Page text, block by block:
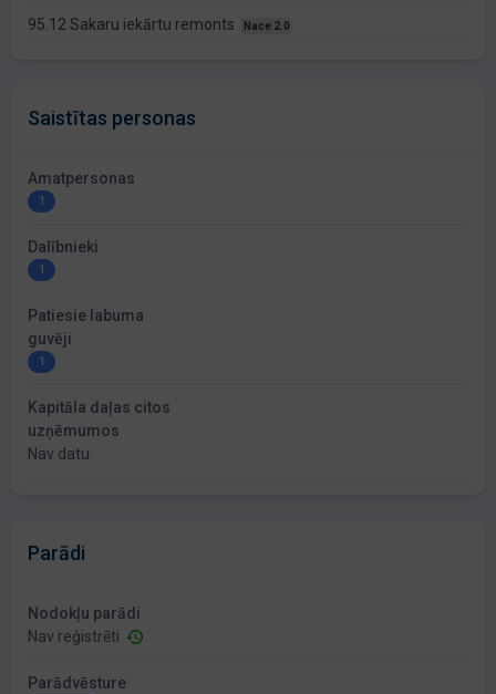
95.12 Sakaru iekārtu remonts Nace 2.0
Saistītas personas
Amatpersonas
1
Dalībnieki
1
Patiesie labuma
guvēji
1
Kapitāla daļas citos
uzņēmumos
Nav datu
Parādi
Nodokļu parādi
Nav reģistrēti
Parādvēsture